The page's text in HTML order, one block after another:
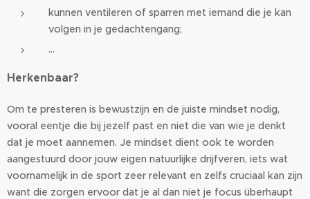
kunnen ventileren of sparren met iemand die je kan
volgen in je gedachtengang;
…
Herkenbaar?
Om te presteren is bewustzijn en de juiste mindset nodig,
vooral eentje die bij jezelf past en niet die van wie je denkt
dat je moet aannemen. Je mindset dient ook te worden
aangestuurd door jouw eigen natuurlijke drijfveren, iets wat
voornamelijk in de sport zeer relevant en zelfs cruciaal kan zijn
want die zorgen ervoor dat je al dan niet je focus überhaupt